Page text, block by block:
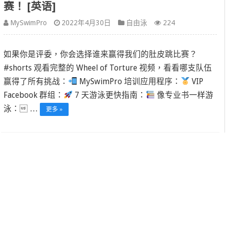
赛！ [英语]
MySwimPro 2022年4月30日 自由泳 224
如果你是评委，你会选择谁来赢得我们的肚皮跳比赛？
#shorts 观看完整的 Wheel of Torture 视频，看看哪支队伍
赢得了所有挑战：
MySwimPro 培训应用程序：
VIP
Facebook 群组：
7 天游泳更快指南：
像专业书一样游
泳： …
更多 »